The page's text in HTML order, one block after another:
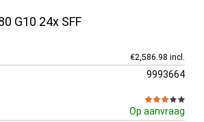
G10 24x SFF
€2,586.98 incl.
9993664
Op aanvraag